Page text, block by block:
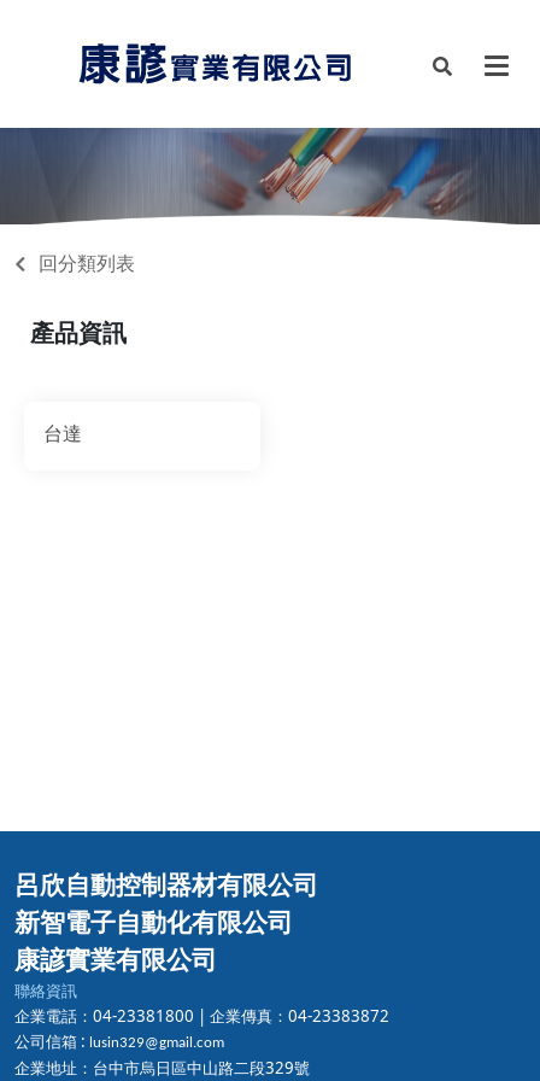
回分類列表
台達
產品資訊
呂欣自動控制器材有限公司
新智電子自動化有限公司
康諺實業有限公司
聯絡資訊
企業電話：04-23381800 | 企業傳真：04-23383872
公司信箱 : lusin329@gmail.com
企業地址：台中市烏日區中山路二段329號